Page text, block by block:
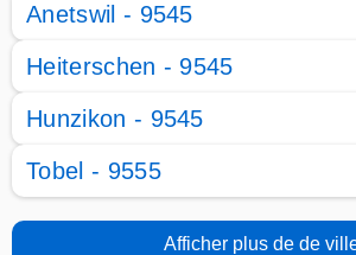
Anetswil - 9545
Heiterschen - 9545
Hunzikon - 9545
Tobel - 9555
Afficher plus de de